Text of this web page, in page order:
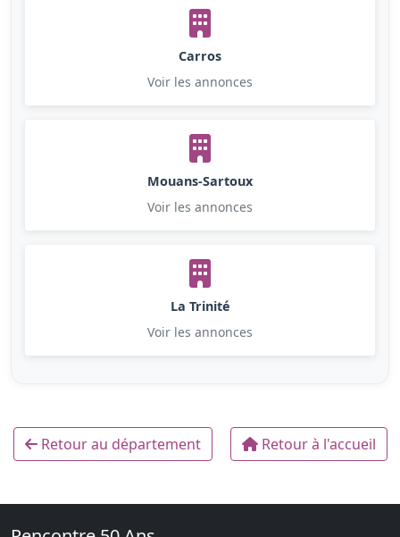
Carros
Voir les annonces
Mouans-Sartoux
Voir les annonces
La Trinité
Voir les annonces
Retour au département Retour à l'accueil